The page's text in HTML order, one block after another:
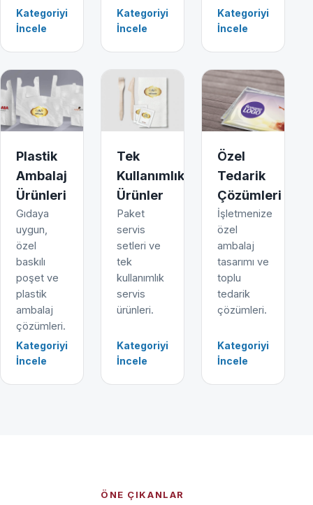
Kategoriyi
İncele
Kategoriyi
İncele
Kategoriyi
İncele
Plastik
Ambalaj
Ürünleri
Gıdaya
uygun,
özel
baskılı
poşet ve
plastik
ambalaj
çözümleri.
Kategoriyi
İncele
Tek
Kullanımlık
Ürünler
Paket
servis
setleri ve
tek
kullanımlık
servis
ürünleri.
Kategoriyi
İncele
Özel
Tedarik
Çözümleri
İşletmenize
özel
ambalaj
tasarımı ve
toplu
tedarik
çözümleri.
Kategoriyi
İncele
ÖNE ÇIKANLAR